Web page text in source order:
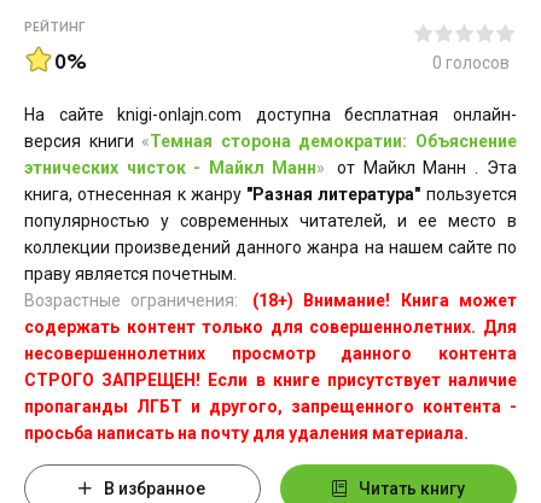
РЕЙТИНГ
0% 0 голосов
На сайте knigi-onlajn.com доступна бесплатная онлайн-
версия книги «Темная сторона демократии: Объяснение
этнических чисток - Майкл Манн»
от Майкл Манн . Эта
книга, отнесенная к жанру "Разная литература" пользуется
популярностью у современных читателей, и ее место в
коллекции произведений данного жанра на нашем сайте по
праву является почетным.
Возрастные ограничения:
(18+) Внимание! Книга может
содержать контент только для совершеннолетних. Для
несовершеннолетних просмотр данного контента
СТРОГО ЗАПРЕЩЕН! Если в книге присутствует наличие
пропаганды ЛГБТ и другого, запрещенного контента -
просьба написать на почту для удаления материала.
В избранное Читать книгу